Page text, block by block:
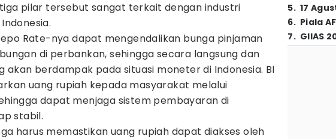
pilar tersebut sangat terkait dengan industri
Rate-nya dapat mengendalikan bunga pinjaman
di perbankan, sehingga secara langsung dan
akan berdampak pada situasi moneter di Indonesia. BI
uang rupiah kepada masyarakat melalui
dapat menjaga sistem pembayaran di
stabil.
harus memastikan uang rupiah dapat diakses oleh
5. 17
6. Piala
7. GIIAS